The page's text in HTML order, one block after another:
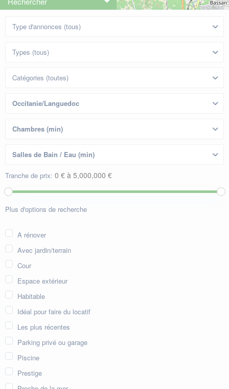
Type d'annonces (tous)
Types (tous)
Catégories (toutes)
Tranche de prix: 0 € à 5,000,000 €
Plus d'options de recherche
A rénover
Avec jardin/terrain
Cour
Espace extérieur
Habitable
Idéal pour faire du locatif
Les plus récentes
Parking privé ou garage
Piscine
Prestige